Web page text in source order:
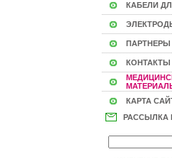
КАБЕЛИ
ПАРТНЕРЫ
КОНТАКТЫ
КАРТА
РАССЫЛКА